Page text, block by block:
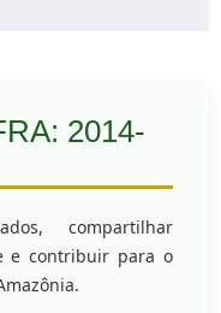
2014-
compartilhar
e contribuir para o